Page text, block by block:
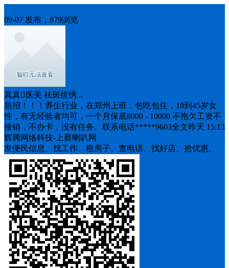
09-07 发布，879浏览
真真医美 祛斑纹绣...
急招！！！养生行业，在郑州上班，包吃包住，18到45岁女
性，有无经验者均可，一个月保底8000 - 10000 不拖欠工资不
推销，不办卡，没有任务。联系电话*****9603全文昨天 15:13
辉腾网络科技-上蔡喇叭网
发便民信息、找工作、租房子、查电话、找好店、抢优惠。